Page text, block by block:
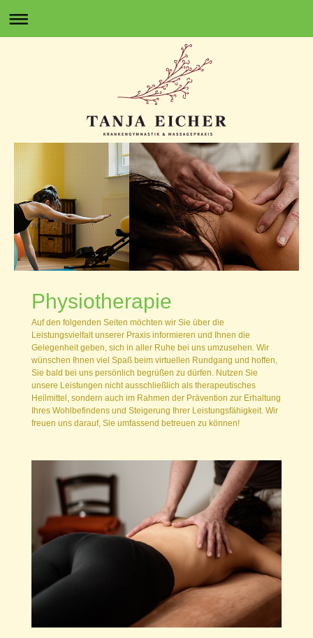
Physiotherapie
Auf den folgenden Seiten möchten wir Sie über die
Leistungsvielfalt unserer Praxis informieren und Ihnen die
Gelegenheit geben, sich in aller Ruhe bei uns umzusehen. Wir
wünschen Ihnen viel Spaß beim virtuellen Rundgang und hoffen,
Sie bald bei uns persönlich begrüßen zu dürfen. Nutzen Sie
unsere Leistungen nicht ausschließlich als therapeutisches
Heilmittel, sondern auch im Rahmen der Prävention zur Erhaltung
Ihres Wohlbefindens und Steigerung Ihrer Leistungsfähigkeit. Wir
freuen uns darauf, Sie umfassend betreuen zu können!